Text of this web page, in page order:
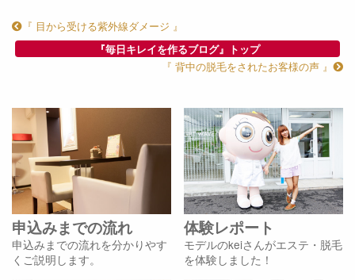
『 目から受ける紫外線ダメージ 』
『毎日キレイを作るブログ』トップ
『 背中の脱毛をされたお客様の声 』
申込みまでの流れ
申込みまでの流れを分かりやす
くご説明します。
体験レポート
モデルのkeiさんがエステ・脱毛
を体験しました！